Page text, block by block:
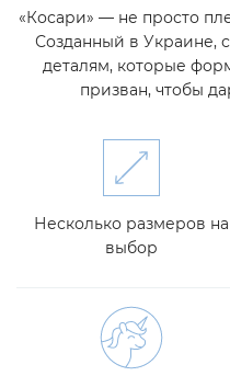
«Косари» — не просто
Созданный в Украине,
деталям, которые
призван, чтобы
Несколько размеров на
выбор